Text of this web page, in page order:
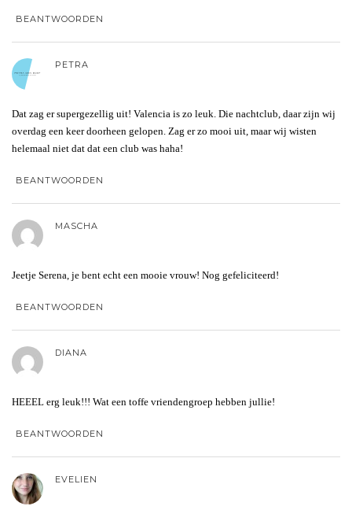
BEANTWOORDEN
PETRA
Dat zag er supergezellig uit! Valencia is zo leuk. Die nachtclub, daar zijn wij
overdag een keer doorheen gelopen. Zag er zo mooi uit, maar wij wisten
helemaal niet dat dat een club was haha!
BEANTWOORDEN
MASCHA
Jeetje Serena, je bent echt een mooie vrouw! Nog gefeliciteerd!
BEANTWOORDEN
DIANA
HEEEL erg leuk!!! Wat een toffe vriendengroep hebben jullie!
BEANTWOORDEN
EVELIEN